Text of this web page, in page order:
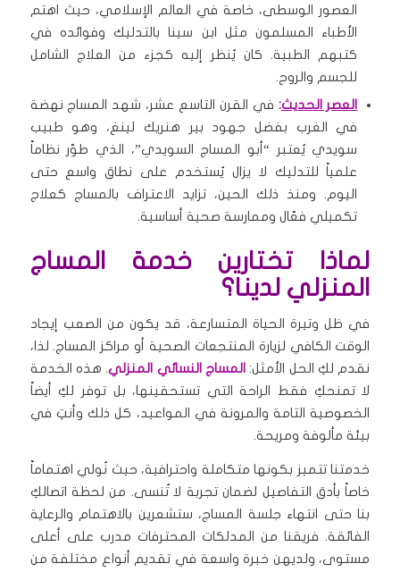
العصور الوسطى، خاصة في العالم الإسلامي، حيث اهتم
الأطباء المسلمون مثل ابن سينا بالتدليك وفوائده في
كتبهم الطبية. كان يُنظر إليه كجزء من العلاج الشامل
للجسم والروح.
العصر الحديث: في القرن التاسع عشر، شهد المساج نهضة
في الغرب بفضل جهود بير هنريك لينغ، وهو طبيب
سويدي يُعتبر “أبو المساج السويدي”، الذي طوّر نظاماً
علمياً للتدليك لا يزال يُستخدم على نطاق واسع حتى
اليوم. ومنذ ذلك الحين، تزايد الاعتراف بالمساج كعلاج
تكميلي فعّال وممارسة صحية أساسية.
لماذا تختارين خدمة المساج
المنزلي لدينا؟
في ظل وتيرة الحياة المتسارعة، قد يكون من الصعب إيجاد
الوقت الكافي لزيارة المنتجعات الصحية أو مراكز المساج. لذا،
نقدم لكِ الحل الأمثل: المساج النسائي المنزلي. هذه الخدمة
لا تمنحكِ فقط الراحة التي تستحقينها، بل توفر لكِ أيضاً
الخصوصية التامة والمرونة في المواعيد، كل ذلك وأنتِ في
بيئة مألوفة ومريحة.
خدمتنا تتميز بكونها متكاملة واحترافية، حيث نُولي اهتماماً
خاصاً بأدق التفاصيل لضمان تجربة لا تُنسى. من لحظة اتصالكِ
بنا حتى انتهاء جلسة المساج، ستشعرين بالاهتمام والرعاية
الفائقة. فريقنا من المدلكات المحترفات مدرب على أعلى
مستوى، ولديهن خبرة واسعة في تقديم أنواع مختلفة من